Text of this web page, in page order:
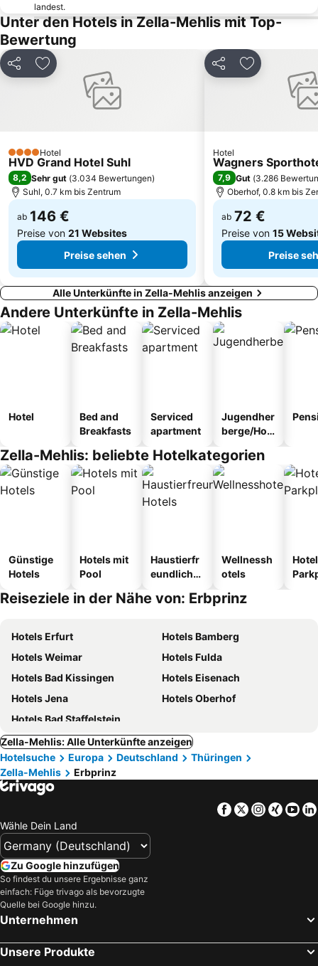
Molsdorf
Rieth
Niedernissa
Bischleben-Stedten
Marktplatz zu Eisenach
Coburger Weihnachtsmarkt
Mittelhausen
Zitadelle Petersberg
Eissportzentrum
Kerspleben
landest.
Unter den Hotels in Zella-Mehlis mit Top-
Bewertung
Teilen Zu Favoriten hinzufügen
4 SterneHotel
HVD Grand Hotel Suhl
8,2 Sehr gut (3.034 Bewertungen)
Suhl, 0.7 km bis Zentrum
ab 146 €
Preise von 21 Websites
Preise sehen
Teilen Zu Favoriten
Hotel
Wagners
7,9 Gut (3.286
Oberhof, 0.8 km bis
ab 72 €
Preise von 15
Preise
Alle Unterkünfte in Zella-Mehlis anzeigen
Andere Unterkünfte in Zella-Mehlis
Hotel
Bed and
Breakfasts
Serviced
apartment
Jugendher
berge/Hos
Zella-Mehlis: beliebte Hotelkategorien
Günstige
Hotels
Hotels mit
Pool
Haustierfr
eundliche
Wellnessh
otels
Reiseziele in der Nähe von: Erbprinz
Hotels Erfurt
Hotels Bamberg
Hotels Weimar
Hotels Fulda
Hotels Bad Kissingen
Hotels Eisenach
Hotels Jena
Hotels Oberhof
Hotels Bad Staffelstein
Zella-Mehlis: Alle Unterkünfte anzeigen
Hotelsuche
Europa Deutschland
Thüringen
Zella-Mehlis
Erbprinz
Facebook
TwitterXing
Wähle Dein Land
Zu Google hinzufügen
So findest du unsere Ergebnisse ganz
einfach: Füge trivago als bevorzugte
Quelle bei Google hinzu.
Unternehmen
Unsere Produkte